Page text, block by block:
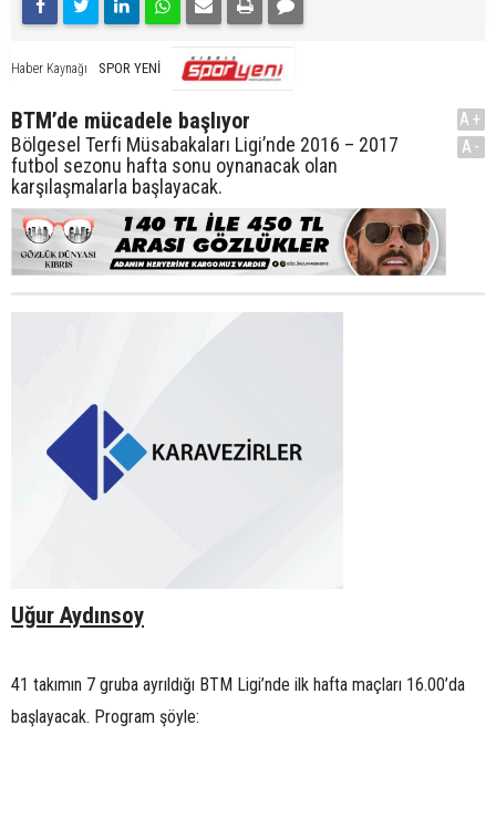
Haber Kaynağı SPOR YENİ
BTM’de mücadele başlıyor
Bölgesel Terfi Müsabakaları Ligi’nde 2016 – 2017
futbol sezonu hafta sonu oynanacak olan
karşılaşmalarla başlayacak.
A+
A-
Uğur Aydınsoy
41 takımın 7 gruba ayrıldığı BTM Ligi’nde ilk hafta maçları 16.00’da
başlayacak. Program şöyle: